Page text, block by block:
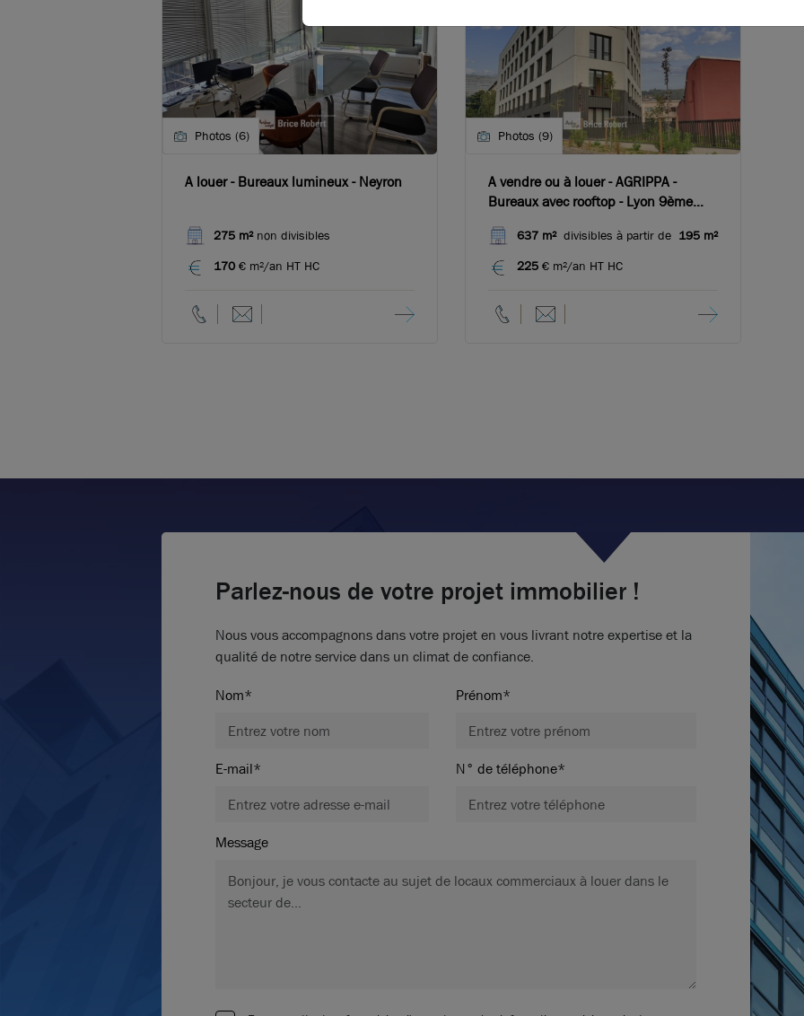
Photos (6)
A louer - Bureaux lumineux - Neyron
275 m²non divisibles
170 € m²/an HT HC
Photos (9)
A vendre ou à louer - AGRIPPA -
Bureaux avec rooftop - Lyon 9ème
Vaise
637 m²divisibles à partir de 195 m²
225 € m²/an HT HC
Parlez-nous de votre projet immobilier !
Nous vous accompagnons dans votre projet en vous livrant notre expertise et la
qualité de notre service dans un climat de confiance.
Nom* Prénom*
E-mail* N° de téléphone*
Message